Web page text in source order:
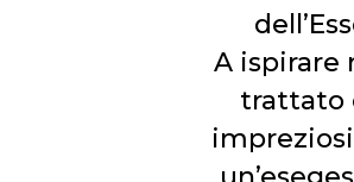
A ispirare
trattato